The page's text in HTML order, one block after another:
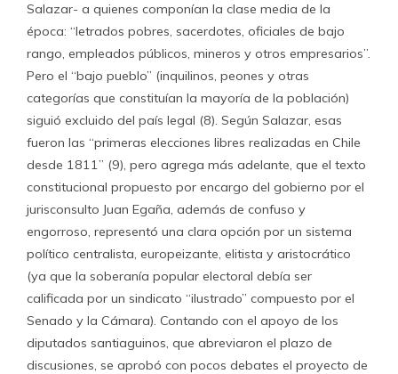
Salazar- a quienes componían la clase media de la
época: “letrados pobres, sacerdotes, oficiales de bajo
rango, empleados públicos, mineros y otros empresarios”.
Pero el “bajo pueblo” (inquilinos, peones y otras
categorías que constituían la mayoría de la población)
siguió excluido del país legal (8). Según Salazar, esas
fueron las “primeras elecciones libres realizadas en Chile
desde 1811” (9), pero agrega más adelante, que el texto
constitucional propuesto por encargo del gobierno por el
jurisconsulto Juan Egaña, además de confuso y
engorroso, representó una clara opción por un sistema
político centralista, europeizante, elitista y aristocrático
(ya que la soberanía popular electoral debía ser
calificada por un sindicato “ilustrado” compuesto por el
Senado y la Cámara). Contando con el apoyo de los
diputados santiaguinos, que abreviaron el plazo de
discusiones, se aprobó con pocos debates el proyecto de